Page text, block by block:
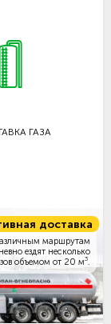
ГАЗА
доставка
маршрутам
ездят несколько
объемом от 20 м3